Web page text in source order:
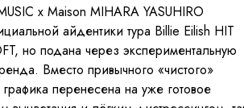
x Maison MIHARA YASUHIRO
айдентики тура Billie Eilish HIT
но подана через экспериментальную
Вместо привычного «чистого»
перенесена на уже готовое